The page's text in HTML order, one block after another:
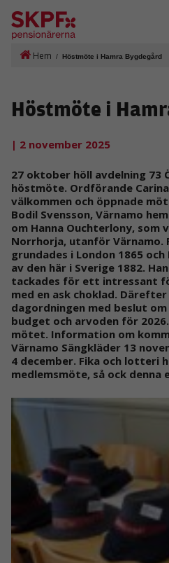
Hem / Höstmöte i Hamra Bygdegård
Höstmöte i
| 2 november 2025
27 oktober höll avdelning 73
höstmöte. Ordförande
välkommen och öppnade
Bodil Svensson, Värnamo
om Hanna Ouchterlony, som
Norrhorja, utanför Värnamo.
grundades i London 1865
av den här i Sverige 1882.
tackades för ett intressant
med en ask choklad.
dagordningen med beslut
budget och arvoden för
mötet. Information om
Värnamo Sängkläder 13
4 december. Fika och lotteri
medlemsmöte, så ock denna